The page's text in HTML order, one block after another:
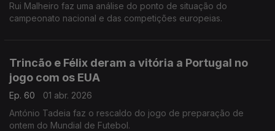
Rui Malheiro faz uma análise do ponto de situação do
campeonato nacional e das competições europeias.
Trincão e Félix deram a vitória a Portugal no
jogo com os EUA
Ep. 60
01 abr. 2026
António Tadeia faz o rescaldo do jogo de preparação de
ontem do Mundial de Futebol.